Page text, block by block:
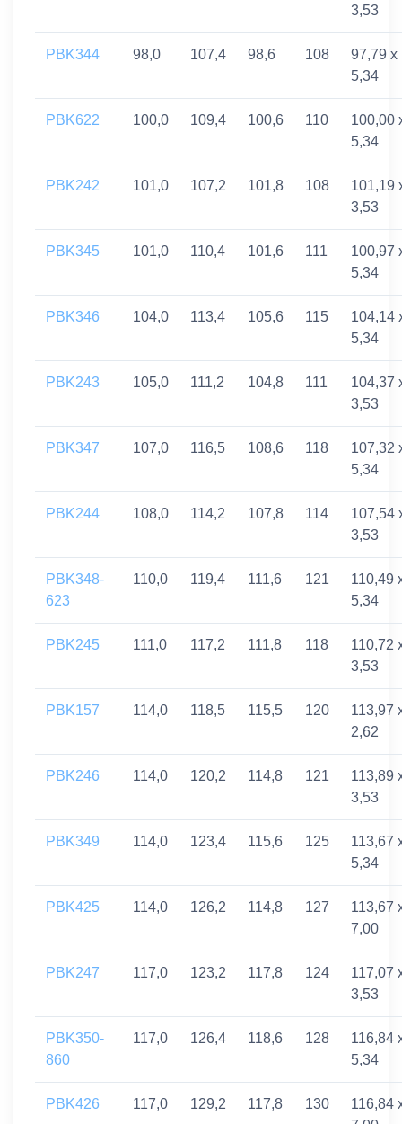
3,53
PBK344 98,0 107,4 98,6 108
97,79 x
5,34
PBK622 100,0 109,4 100,6 110
100,00
5,34
PBK242 101,0 107,2 101,8 108
101,19
3,53
PBK345 101,0 110,4 101,6 111
100,97
5,34
PBK346 104,0 113,4 105,6 115
104,14
5,34
PBK243 105,0 111,2 104,8 111
104,37
3,53
PBK347 107,0 116,5 108,6 118
107,32
5,34
PBK244 108,0 114,2 107,8 114
107,54
3,53
PBK348-
623
110,0 119,4 111,6 121
110,49
5,34
PBK245 111,0 117,2 111,8 118
110,72
3,53
PBK157 114,0 118,5 115,5 120
113,97
2,62
PBK246 114,0 120,2 114,8 121
113,89
3,53
PBK349 114,0 123,4 115,6 125
113,67
5,34
PBK425 114,0 126,2 114,8 127
113,67
7,00
PBK247 117,0 123,2 117,8 124
117,07
3,53
PBK350-
860
117,0 126,4 118,6 128
116,84
5,34
PBK426 117,0 129,2 117,8 130
116,84